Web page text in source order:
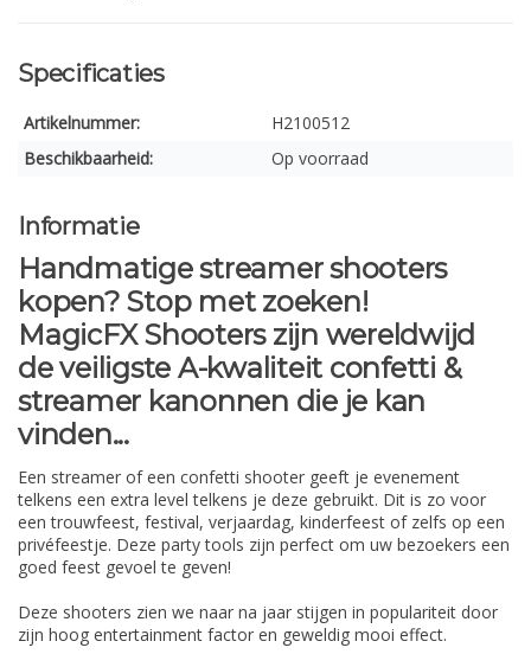
Specificaties
Artikelnummer:
H2100512
Beschikbaarheid:
Op voorraad
Informatie
Handmatige streamer shooters
kopen? Stop met zoeken!
MagicFX Shooters zijn wereldwijd
de veiligste A-kwaliteit confetti &
streamer kanonnen die je kan
vinden...
Een streamer of een confetti shooter geeft je evenement
telkens een extra level telkens je deze gebruikt. Dit is zo voor
een trouwfeest, festival, verjaardag, kinderfeest of zelfs op een
privéfeestje. Deze party tools zijn perfect om uw bezoekers een
goed feest gevoel te geven!
Deze shooters zien we naar na jaar stijgen in populariteit door
zijn hoog entertainment factor en geweldig mooi effect.